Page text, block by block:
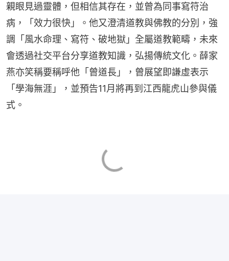
親眼見過靈體，但相信其存在，並曾為同事寫符治
病，「效力很快」。他又澄清道教與佛教的分別，強
調「風水命理、寫符、破地獄」全屬道教範疇，未來
會透過社交平台分享道教知識，弘揚傳統文化。薛家
燕亦笑稱要稱呼他「曾道長」，曾展望即謙虛表示
「學海無涯」，並預告11月將再到江西龍虎山參與儀
式。